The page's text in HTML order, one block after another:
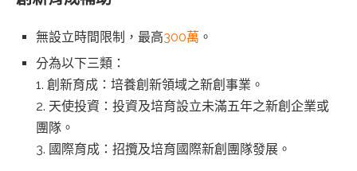
無設立時間限制，最高300萬 。
分為以下三類：
1. 創新育成：培養創新領域之新創事業。
2. 天使投資：投資及培育設立未滿五年之新創企業或
團隊。
3. 國際育成：招攬及培育國際新創團隊發展。